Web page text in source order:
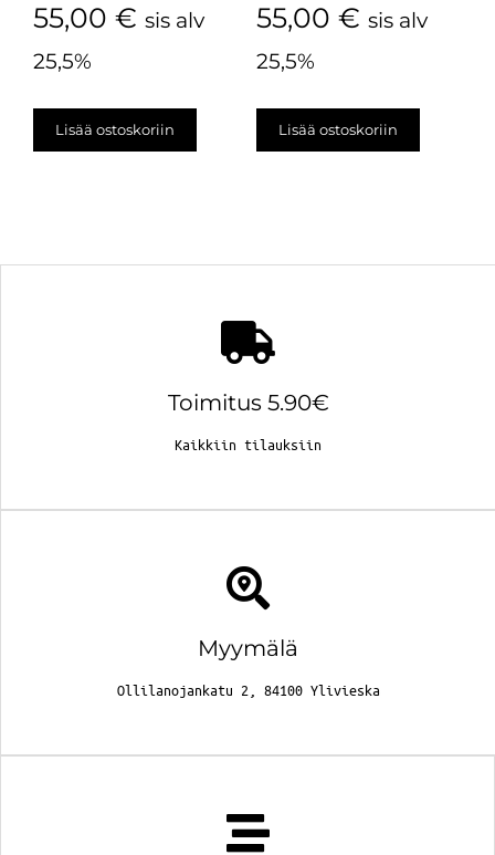
55,00 € sis alv
25,5%
Lisää ostoskoriin
55,00 € sis alv
25,5%
Lisää ostoskoriin
Toimitus 5.90€
Kaikkiin tilauksiin
Myymälä
Ollilanojankatu 2, 84100 Ylivieska